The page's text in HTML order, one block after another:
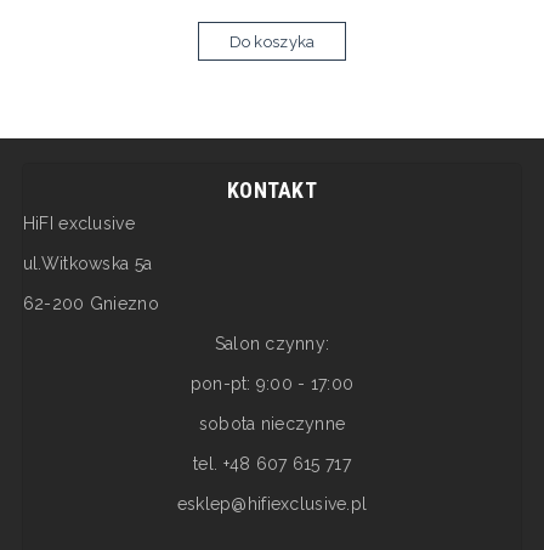
Do koszyka
KONTAKT
HiFI exclusive
ul.Witkowska 5a
62-200 Gniezno
Salon czynny:
pon-pt: 9:00 - 17:00
sobota nieczynne
tel. +48 607 615 717
esklep@hifiexclusive.pl